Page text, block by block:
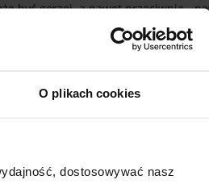
O plikach cookies
dostosowywać nasz
być gorzej, a nawet przeciwnie -
stereotypowo czy na jeden
rozmów staram się być konkretna,
do nowych celów. I trzeba je
to w kolejnym mogę zrobić jeszcze
motywują do działania czy